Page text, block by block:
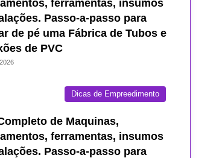
ferramentas, insumos
Passo-a-passo para
de pé uma Fábrica de Tubos e
de PVC
Dicas de Empreedimento
de Maquinas,
ferramentas, insumos
Passo-a-passo para